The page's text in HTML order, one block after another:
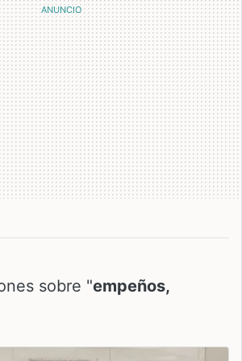
sobre "empeños,